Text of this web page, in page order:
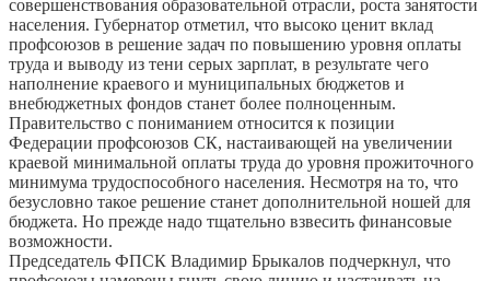
совершенствования образовательной отрасли, роста занятости
населения. Губернатор отметил, что высоко ценит вклад
профсоюзов в решение задач по повышению уровня оплаты
труда и выводу из тени серых зарплат, в результате чего
наполнение краевого и муниципальных бюджетов и
внебюджетных фондов станет более полноценным.
Правительство с пониманием относится к позиции
Федерации профсоюзов СК, настаивающей на увеличении
краевой минимальной оплаты труда до уровня прожиточного
минимума трудоспособного населения. Несмотря на то, что
безусловно такое решение станет дополнительной ношей для
бюджета. Но прежде надо тщательно взвесить финансовые
возможности.
Председатель ФПСК Владимир Брыкалов подчеркнул, что